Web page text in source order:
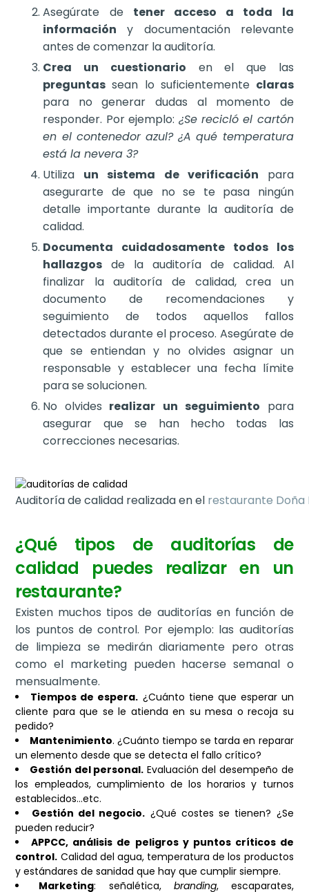
Asegúrate de tener acceso a toda la
información y documentación relevante
antes de comenzar la auditoría.
Crea un cuestionario en el que las
preguntas sean lo suficientemente claras
para no generar dudas al momento de
responder. Por ejemplo: ¿Se recicló el cartón
en el contenedor azul? ¿A qué temperatura
está la nevera 3?
Utiliza un sistema de verificación para
asegurarte de que no se te pasa ningún
detalle importante durante la auditoría de
calidad.
Documenta cuidadosamente todos los
hallazgos de la auditoría de calidad. Al
finalizar la auditoría de calidad, crea un
documento de recomendaciones y
seguimiento de todos aquellos fallos
detectados durante el proceso. Asegúrate de
que se entiendan y no olvides asignar un
responsable y establecer una fecha límite
para se solucionen.
No olvides realizar un seguimiento para
asegurar que se han hecho todas las
correcciones necesarias.
Auditoría de calidad realizada en el restaurante Doña
¿Qué tipos de auditorías de
calidad puedes realizar en un
restaurante?
Existen muchos tipos de auditorías en función de
los puntos de control. Por ejemplo: las auditorías
de limpieza se medirán diariamente pero otras
como el marketing pueden hacerse semanal o
mensualmente.
Tiempos de espera. ¿Cuánto tiene que esperar un
cliente para que se le atienda en su mesa o recoja su
pedido?
Mantenimiento. ¿Cuánto tiempo se tarda en reparar
un elemento desde que se detecta el fallo crítico?
Gestión del personal. Evaluación del desempeño de
los empleados, cumplimiento de los horarios y turnos
establecidos…etc.
Gestión del negocio. ¿Qué costes se tienen? ¿Se
pueden reducir?
APPCC, análisis de peligros y puntos críticos de
control. Calidad del agua, temperatura de los productos
y estándares de sanidad que hay que cumplir siempre.
Marketing: señalética, branding, escaparates,